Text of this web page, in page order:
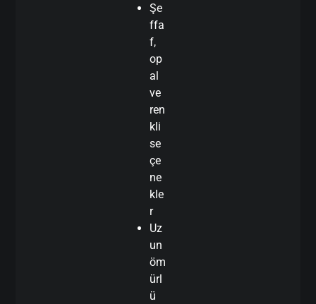
Şe
ffa
f,
op
al
ve
ren
kli
se
çe
ne
kle
r
Uz
un
öm
ürl
ü